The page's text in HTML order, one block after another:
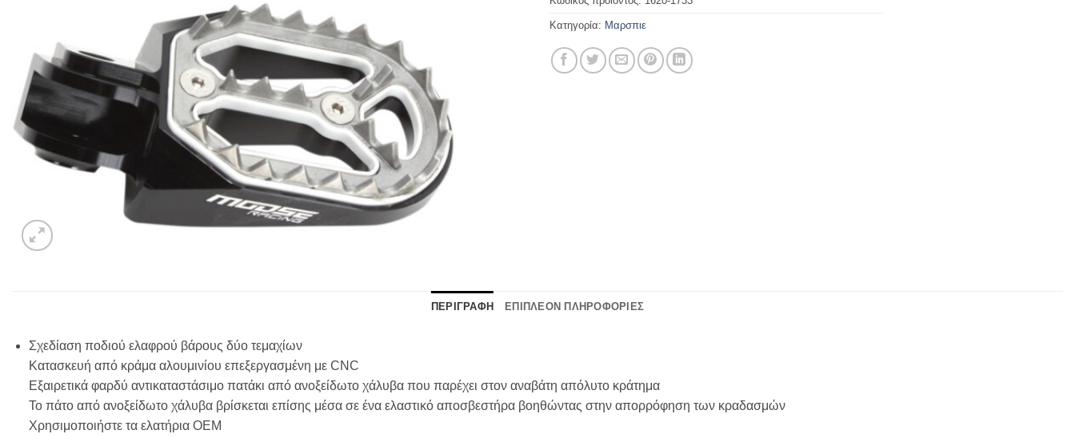
Κατηγορία: Μαρσπιε
ΠΕΡΙΓΡΑΦΗ ΕΠΙΠΛΕΟΝ ΠΛΗΡΟΦΟΡΙΕΣ
Σχεδίαση ποδιού ελαφρού βάρους δύο τεμαχίων
Κατασκευή από κράμα αλουμινίου επεξεργασμένη με CNC
Εξαιρετικά φαρδύ αντικαταστάσιμο πατάκι από ανοξείδωτο χάλυβα που παρέχει στον αναβάτη απόλυτο κράτημα
Το πάτο από ανοξείδωτο χάλυβα βρίσκεται επίσης μέσα σε ένα ελαστικό αποσβεστήρα βοηθώντας στην απορρόφηση των κραδασμών
Χρησιμοποιήστε τα ελατήρια OEM